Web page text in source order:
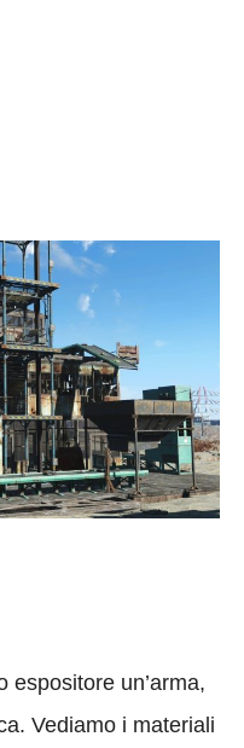
espositore un’arma,
Vediamo i materiali